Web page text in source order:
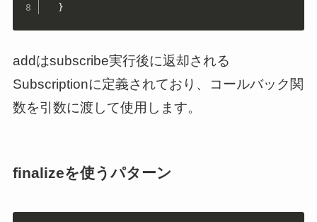
}
addはsubscribe実行後に返却される
Subscriptionに定義されており、コールバック関
数を引数に渡して使用します。
finalizeを使うパターン